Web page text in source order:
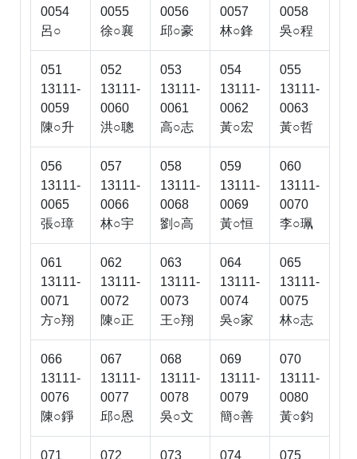
0054
呂○
0055
徐○襄
0056
邱○豪
0057
林○鋒
0058
吳○程
051
13111-
0059
陳○升
052
13111-
0060
洪○聰
053
13111-
0061
高○志
054
13111-
0062
黃○宏
055
13111-
0063
黃○哲
056
13111-
0065
張○璋
057
13111-
0066
林○宇
058
13111-
0068
劉○高
059
13111-
0069
黃○恒
060
13111-
0070
李○珮
061
13111-
0071
方○翔
062
13111-
0072
陳○正
063
13111-
0073
王○翔
064
13111-
0074
吳○家
065
13111-
0075
林○志
066
13111-
0076
陳○錚
067
13111-
0077
邱○恩
068
13111-
0078
吳○文
069
13111-
0079
簡○善
070
13111-
0080
黃○鈞
071 072 073 074 075